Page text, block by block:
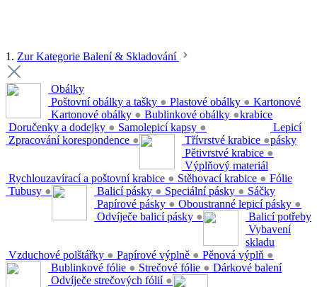
1. Zur Kategorie Balení & Skladování
Obálky
Poštovní obálky a tašky ● Plastové obálky ●
Kartonové obálky ● Bublinkové obálky ●
Doručenky a dodejky ● Samolepicí kapsy ●
Zpracování korespondence ●
Kartonové
krabice
Třívrstvé krabice ●
Pětivrstvé krabice ●
Rychlouzavírací a poštovní krabice ● Stěhovací krabice ●
Tubusy ●
Lepicí
pásky
Balicí pásky ● Speciální pásky ●
Papírové pásky ● Oboustranné lepicí pásky ●
Odvíječe balicí pásky ●
Výplňový materiál
Vzduchové polštářky ● Papírové výplně ● Pěnová výplň ●
Fólie
Bublinkové fólie ● Strečové fólie ●
Odvíječe strečových fólií ●
Sáčky
Balicí potřeby
Vybavení
skladu
Dárkové balení